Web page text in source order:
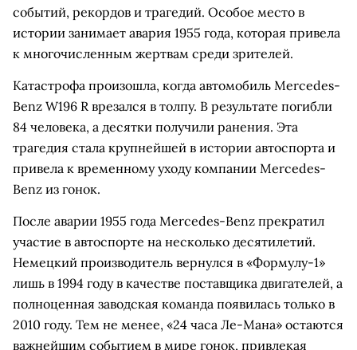
событий, рекордов и трагедий. Особое место в
истории занимает авария 1955 года, которая привела
к многочисленным жертвам среди зрителей.
Катастрофа произошла, когда автомобиль Mercedes-
Benz W196 R врезался в толпу. В результате погибли
84 человека, а десятки получили ранения. Эта
трагедия стала крупнейшей в истории автоспорта и
привела к временному уходу компании Mercedes-
Benz из гонок.
После аварии 1955 года Mercedes-Benz прекратил
участие в автоспорте на несколько десятилетий.
Немецкий производитель вернулся в «Формулу-1»
лишь в 1994 году в качестве поставщика двигателей, а
полноценная заводская команда появилась только в
2010 году. Тем не менее, «24 часа Ле-Мана» остаются
важнейшим событием в мире гонок, привлекая